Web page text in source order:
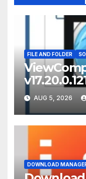
FILE AND FOLDER
Terbaru
AUG 5, 2026
DOWNLOAD